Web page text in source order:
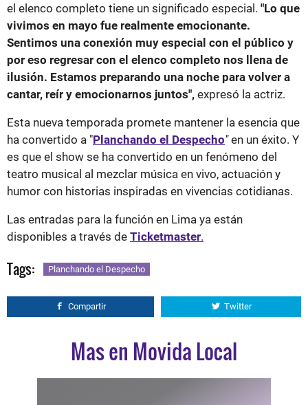
el elenco completo tiene un significado especial. "Lo que
vivimos en mayo fue realmente emocionante.
Sentimos una conexión muy especial con el público y
por eso regresar con el elenco completo nos llena de
ilusión. Estamos preparando una noche para volver a
cantar, reír y emocionarnos juntos", expresó la actriz.
Esta nueva temporada promete mantener la esencia que
ha convertido a "Planchando el Despecho"en un éxito. Y
es que el show se ha convertido en un fenómeno del
teatro musical al mezclar música en vivo, actuación y
humor con historias inspiradas en vivencias cotidianas.
Las entradas para la función en Lima ya están
disponibles a través de Ticketmaster.
Tags: Planchando el Despecho
Compartir Twitter
Mas en Movida Local